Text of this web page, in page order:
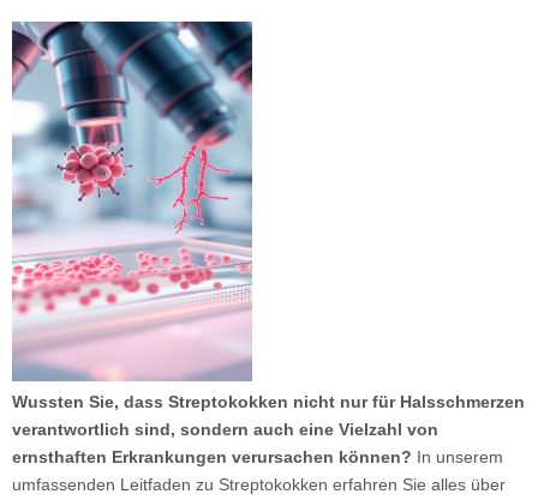
Wussten Sie, dass Streptokokken nicht nur für Halsschmerzen
verantwortlich sind, sondern auch eine Vielzahl von
ernsthaften Erkrankungen verursachen können? In unserem
umfassenden Leitfaden zu Streptokokken erfahren Sie alles über